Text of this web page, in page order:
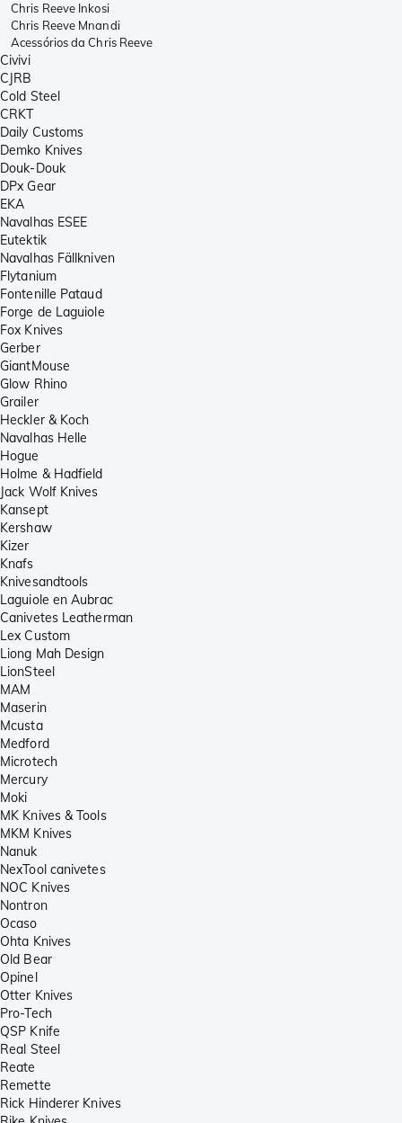
Chris Reeve Inkosi
Chris Reeve Mnandi
Acessórios da Chris Reeve
Civivi
CJRB
Cold Steel
CRKT
Daily Customs
Demko Knives
Douk-Douk
DPx Gear
EKA
Navalhas ESEE
Eutektik
Navalhas Fällkniven
Flytanium
Fontenille Pataud
Forge de Laguiole
Fox Knives
Gerber
GiantMouse
Glow Rhino
Grailer
Heckler & Koch
Navalhas Helle
Hogue
Holme & Hadfield
Jack Wolf Knives
Kansept
Kershaw
Kizer
Knafs
Knivesandtools
Laguiole en Aubrac
Canivetes Leatherman
Lex Custom
Liong Mah Design
LionSteel
MAM
Maserin
Mcusta
Medford
Microtech
Mercury
Moki
MK Knives & Tools
MKM Knives
Nanuk
NexTool canivetes
NOC Knives
Nontron
Ocaso
Ohta Knives
Old Bear
Opinel
Otter Knives
Pro-Tech
QSP Knife
Real Steel
Reate
Remette
Rick Hinderer Knives